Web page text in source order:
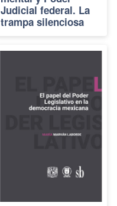
Judicial federal. La
trampa silenciosa